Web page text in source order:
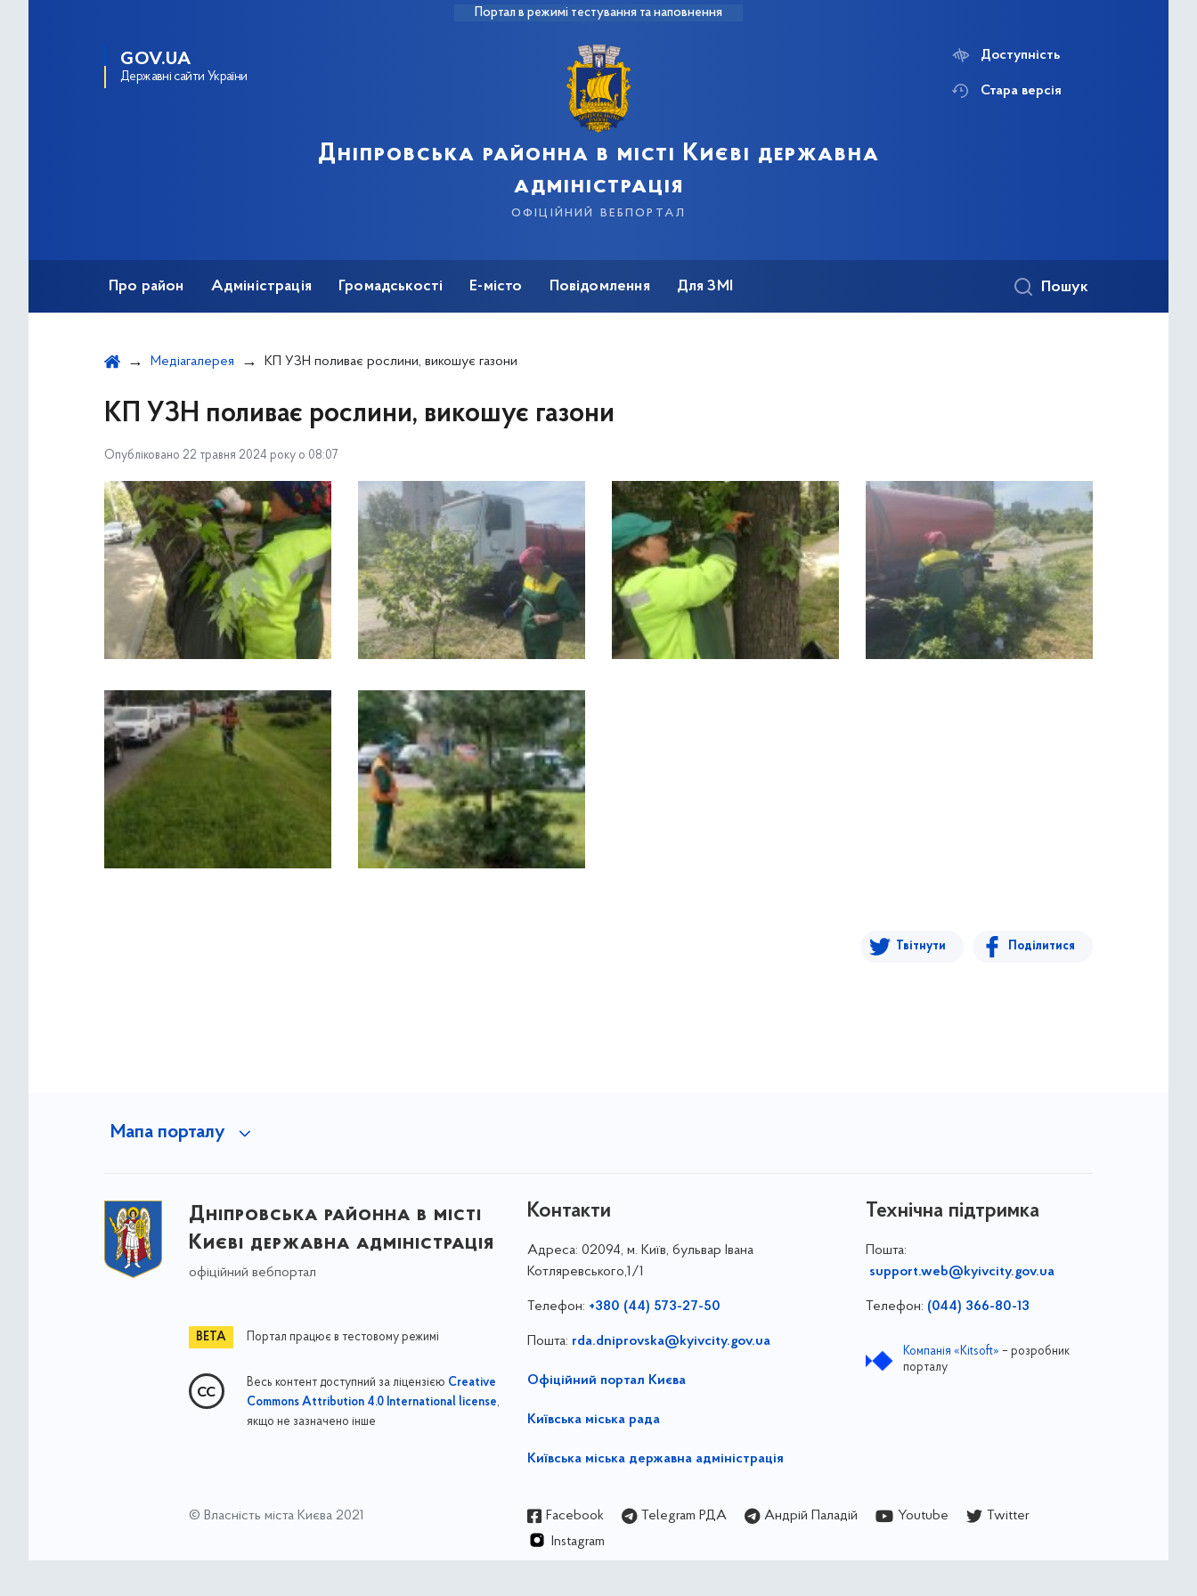
Портал в режимі тестування та наповнення
GOV.UA
Державні сайти України
Дніпровська районна в місті Києві державна
адміністрація
офіційний вебпортал
Доступність
Стара версія
Про район Адміністрація Громадськості Е-місто Повідомлення Для ЗМІ Пошук
Медіагалерея КП УЗН поливає рослини, викошує газони
КП УЗН поливає рослини, викошує газони
Опубліковано 22 травня 2024 року о 08:07
Твітнути Поділитися
Мапа порталу
Дніпровська районна в місті
Києві державна адміністрація
офіційний вебпортал
Портал працює в тестовому режимі
Весь контент доступний за ліцензією Creative
Commons Attribution 4.0 International license,
якщо не зазначено інше
Контакти
Адреса: 02094, м. Київ, бульвар Івана
Котляревського,1/1
Телефон: +380 (44) 573-27-50
Пошта: rda.dniprovska@kyivcity.gov.ua
Офіційний портал Києва
Київська міська рада
Київська міська державна адміністрація
Технічна підтримка
Пошта:
support.web@kyivcity.gov.ua
Телефон: (044) 366-80-13
Компанія «Kitsoft» – розробник
порталу
© Власність міста Києва 2021 Facebook Telegram РДА Андрій Паладій Youtube
Twitter
Instagram